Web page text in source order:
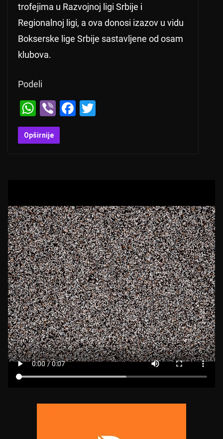
trofejima u Razvojnoj ligi Srbije i
Regionalnoj ligi, a ova donosi izazov u vidu
Bokserske lige Srbije sastavljene od osam
klubova.
Podeli
W
h
at
p
Vi
b
er
F
o
k
Opširnije